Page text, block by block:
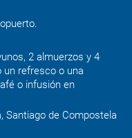
2 almuerzos y 4
un refresco o una
o infusión en
Santiago de Compostela